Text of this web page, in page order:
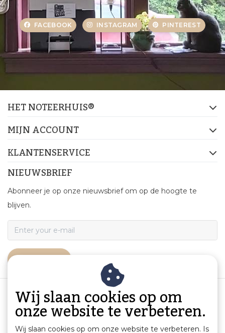
FACEBOOK INSTAGRAM PINTEREST
HET NOTEERHUIS®
MIJN ACCOUNT
KLANTENSERVICE
NIEUWSBRIEF
Abonneer je op onze nieuwsbrief om op de hoogte te
blijven.
Wij slaan cookies op om
onze website te verbeteren.
Wij slaan cookies op om onze website te verbeteren. Is